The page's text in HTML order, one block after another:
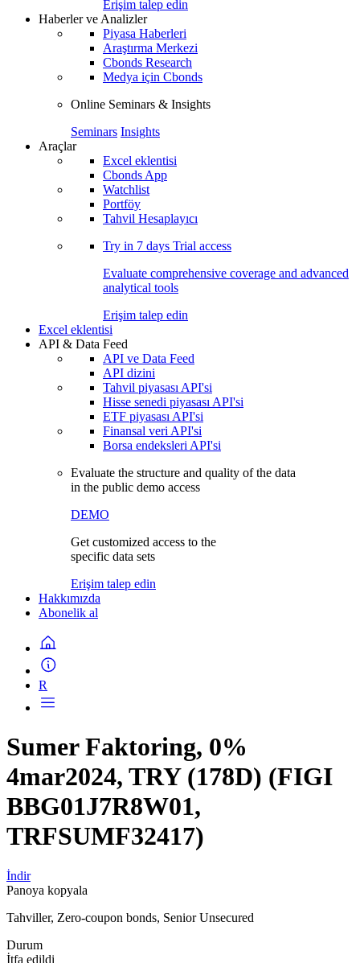
Erişim talep edin
Haberler ve Analizler
Piyasa Haberleri
Araştırma Merkezi
Cbonds Research
Medya için Cbonds
Online Seminars & Insights
Seminars Insights
Araçlar
Excel eklentisi
Cbonds App
Watchlist
Portföy
Tahvil Hesaplayıcı
Try in 7 days Trial access
Evaluate comprehensive coverage and advanced
analytical tools
Erişim talep edin
Excel eklentisi
API & Data Feed
API ve Data Feed
API dizini
Tahvil piyasası API'si
Hisse senedi piyasası API'si
ETF piyasası API'si
Finansal veri API'si
Borsa endeksleri API'si
Evaluate the structure and quality of the data
in the public demo access
DEMO
Get customized access to the
specific data sets
Erişim talep edin
Hakkımızda
Abonelik al
R
Sumer Faktoring, 0%
4mar2024, TRY (178D) (FIGI
BBG01J7R8W01,
TRFSUMF32417)
İndir
Panoya kopyala
Tahviller, Zero-coupon bonds, Senior Unsecured
Durum
İtfa edildi